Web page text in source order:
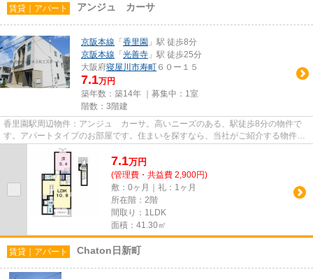
賃貸｜アパート アンジュ カーサ
京阪本線 「 香里園 」駅 徒歩8分
京阪本線 「 光善寺 」駅 徒歩25分
大阪府寝屋川市寿町 ６０ー１５
7.1万円
築年数：築14年 ｜募集中： 1室
階数：3階建
香里園駅周辺物件：アンジュ カーサ。高いニーズのある、駅徒歩8分の物件で
す。アパートタイプのお部屋です。住まいを探すなら、当社がご紹介する物件は
いかがでしょうか。多種多様な...
7.1万円
(管理費・共益費 2,900円)
敷：0ヶ月｜礼：1ヶ月
所在階：2階
間取り：1LDK
面積：41.30㎡
賃貸｜アパート Chaton日新町